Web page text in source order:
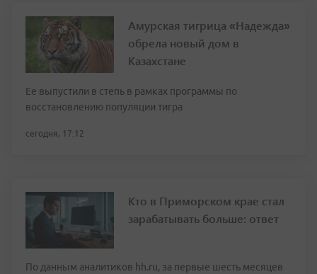
Амурская тигрица «Надежда»
обрела новый дом в
Казахстане
Ее выпустили в степь в рамках программы по
восстановлению популяции тигра
сегодня, 17:12
Кто в Приморском крае стал
зарабатывать больше: ответ
По данным аналитиков hh.ru, за первые шесть месяцев